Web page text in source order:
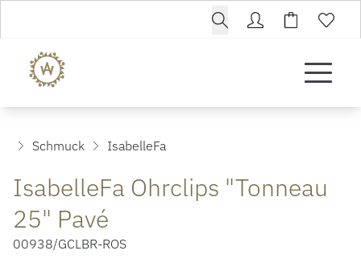
Schmuck IsabelleFa
IsabelleFa Ohrclips "Tonneau
25" Pavé
00938/GCLBR-ROS